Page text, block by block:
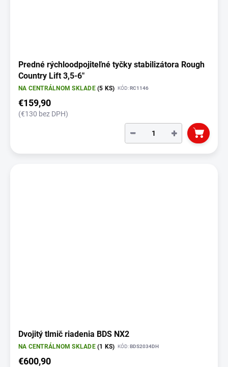
Predné rýchloodpojiteľné tyčky stabilizátora Rough
Country Lift 3,5-6"
NA CENTRÁLNOM SKLADE(5 KS) KÓD:RC1146
€159,90
(€130 bez DPH)
+
−
Dvojitý tlmič riadenia BDS NX2
NA CENTRÁLNOM SKLADE(1 KS) KÓD:BDS2034DH
€600,90